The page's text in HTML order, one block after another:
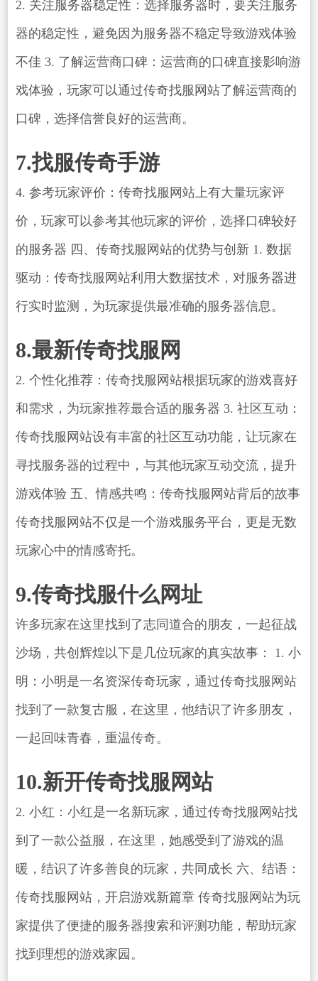
2. 关注服务器稳定性：选择服务器时，要关注服务
器的稳定性，避免因为服务器不稳定导致游戏体验
不佳 3. 了解运营商口碑：运营商的口碑直接影响游
戏体验，玩家可以通过传奇找服网站了解运营商的
口碑，选择信誉良好的运营商。
7.找服传奇手游
4. 参考玩家评价：传奇找服网站上有大量玩家评
价，玩家可以参考其他玩家的评价，选择口碑较好
的服务器 四、传奇找服网站的优势与创新 1. 数据
驱动：传奇找服网站利用大数据技术，对服务器进
行实时监测，为玩家提供最准确的服务器信息。
8.最新传奇找服网
2. 个性化推荐：传奇找服网站根据玩家的游戏喜好
和需求，为玩家推荐最合适的服务器 3. 社区互动：
传奇找服网站设有丰富的社区互动功能，让玩家在
寻找服务器的过程中，与其他玩家互动交流，提升
游戏体验 五、情感共鸣：传奇找服网站背后的故事
传奇找服网站不仅是一个游戏服务平台，更是无数
玩家心中的情感寄托。
9.传奇找服什么网址
许多玩家在这里找到了志同道合的朋友，一起征战
沙场，共创辉煌以下是几位玩家的真实故事： 1. 小
明：小明是一名资深传奇玩家，通过传奇找服网站
找到了一款复古服，在这里，他结识了许多朋友，
一起回味青春，重温传奇。
10.新开传奇找服网站
2. 小红：小红是一名新玩家，通过传奇找服网站找
到了一款公益服，在这里，她感受到了游戏的温
暖，结识了许多善良的玩家，共同成长 六、结语：
传奇找服网站，开启游戏新篇章 传奇找服网站为玩
家提供了便捷的服务器搜索和评测功能，帮助玩家
找到理想的游戏家园。